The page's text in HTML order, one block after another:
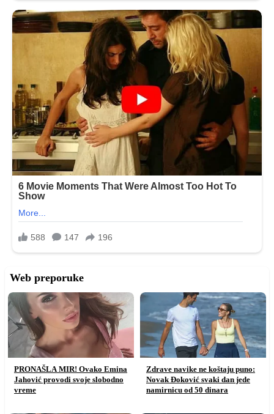
Web preporuke
PRONAŠLA MIR! Ovako Emina
Jahović provodi svoje slobodno
vreme
Zdrave navike ne koštaju puno:
Novak Đoković svaki dan jede
namirnicu od 50 dinara